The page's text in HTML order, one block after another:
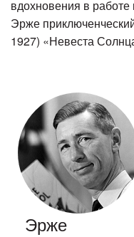
вдохновения в
Эрже
1927) «Невеста
Эрже